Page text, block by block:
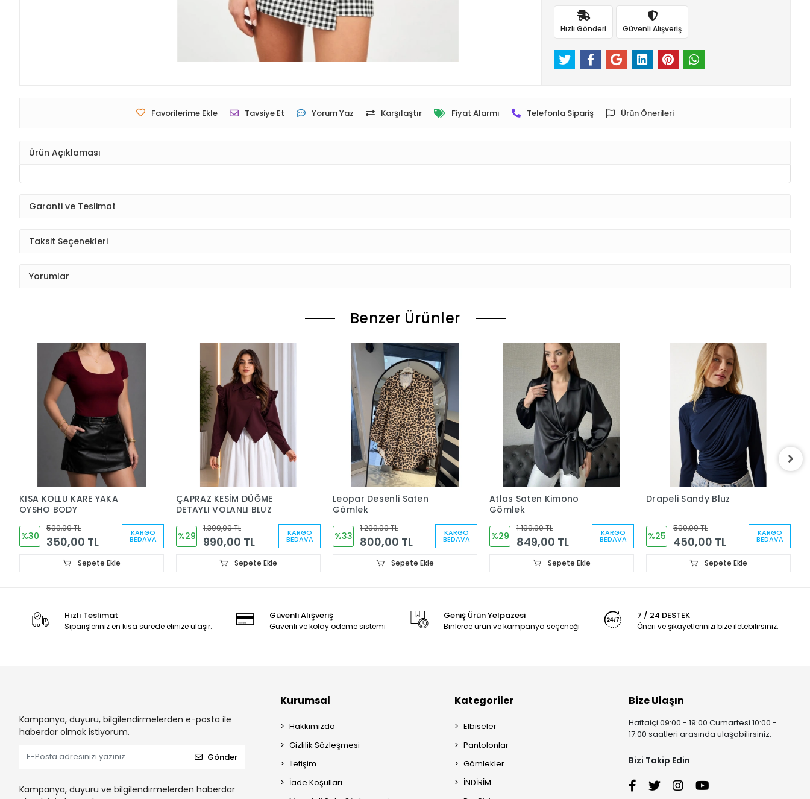
Hızlı Gönderi Güvenli Alışveriş
Favorilerime Ekle Tavsiye Et Yorum Yaz Karşılaştır Fiyat Alarmı Telefonla Sipariş Ürün Önerileri
Ürün Açıklaması
Garanti ve Teslimat
Taksit Seçenekleri
Yorumlar
Benzer Ürünler
KISA KOLLU KARE YAKA
OYSHO BODY
%30
500,00 TL
350,00 TL
KARGO
BEDAVA
Sepete Ekle
ÇAPRAZ KESİM DÜĞME
DETAYLI VOLANLI BLUZ
%29
1.399,00 TL
990,00 TL
KARGO
BEDAVA
Sepete Ekle
Leopar Desenli Saten
Gömlek
%33
1.200,00 TL
800,00 TL
KARGO
BEDAVA
Sepete Ekle
Atlas Saten Kimono
Gömlek
%29
1.199,00 TL
849,00 TL
KARGO
BEDAVA
Sepete Ekle
Drapeli Sandy Bluz
%25
599,00 TL
450,00 TL
KARGO
BEDAVA
Sepete Ekle
Hızlı Teslimat
Siparişleriniz en kısa sürede elinize ulaşır.
Güvenli Alışveriş
Güvenli ve kolay ödeme sistemi
Geniş Ürün Yelpazesi
Binlerce ürün ve kampanya seçeneği
7 / 24 DESTEK
Öneri ve şikayetlerinizi bize iletebilirsiniz.
Kampanya, duyuru, bilgilendirmelerden e-posta ile
haberdar olmak istiyorum.
Gönder
Kampanya, duyuru ve bilgilendirmelerden haberdar
Kurumsal
Hakkımızda
Gizlilik Sözleşmesi
İletişim
İade Koşulları
Kategoriler
Elbiseler
Pantolonlar
Gömlekler
İNDİRİM
Bize Ulaşın
Haftaiçi 09:00 - 19:00 Cumartesi 10:00 -
17:00 saatleri arasında ulaşabilirsiniz.
Bizi Takip Edin